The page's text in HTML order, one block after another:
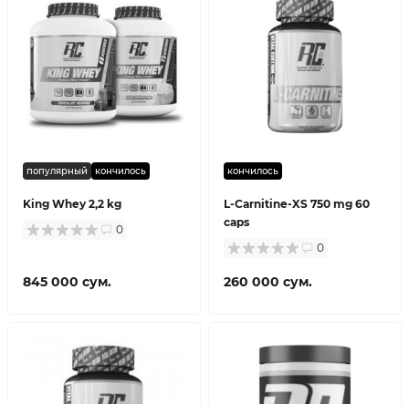
популярный кончилось
King Whey 2,2 kg
0
845 000 сум.
кончилось
L-Carnitine-XS 750 mg 60
caps
0
260 000 сум.